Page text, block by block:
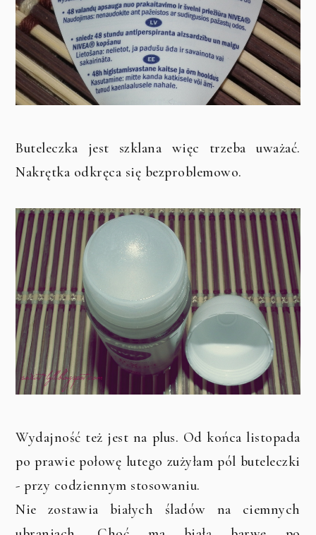
Buteleczka jest szklana więc trzeba uważać.
Nakrętka odkręca się bezproblemowo.
Wydajność też jest na plus. Od końca listopada
po prawie połowę lutego zużyłam pól buteleczki
- przy codziennym stosowaniu.
Nie zostawia białych śladów na ciemnych